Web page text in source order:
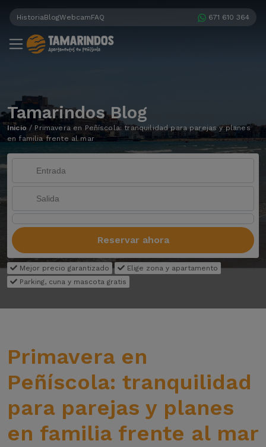
HistoriaBlogWebcamFAQ 671 610 364
Tamarindos Blog
Inicio/ Primavera en Peñíscola: tranquilidad para parejas y planes
en familia frente al mar
Reservar ahora
Mejor precio garantizado
Elige zona y apartamento
Parking, cuna y mascota gratis
Primavera en
Peñíscola: tranquilidad
para parejas y planes
en familia frente al mar